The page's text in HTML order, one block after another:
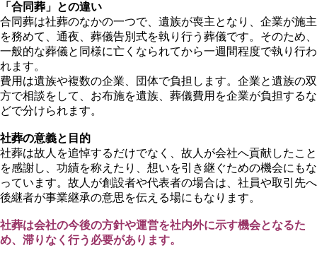
「合同葬」との違い
合同葬は社葬のなかの一つで、遺族が喪主となり、企業が施主
を務めて、通夜、葬儀告別式を執り行う葬儀です。そのため、
一般的な葬儀と同様に亡くなられてから一週間程度で執り行わ
れます。
費用は遺族や複数の企業、団体で負担します。企業と遺族の双
方で相談をして、お布施を遺族、葬儀費用を企業が負担するな
どで分けられます。
社葬の意義と目的
社葬は故人を追悼するだけでなく、故人が会社へ貢献したこと
を感謝し、功績を称えたり、想いを引き継ぐための機会にもな
っています。故人が創設者や代表者の場合は、社員や取引先へ
後継者が事業継承の意思を伝える場にもなります。
社葬は会社の今後の方針や運営を社内外に示す機会となるた
め、滞りなく行う必要があります。